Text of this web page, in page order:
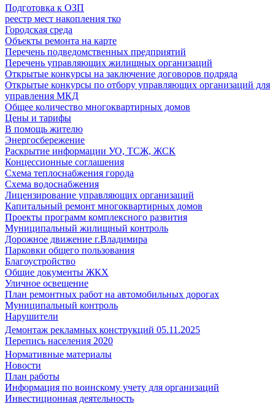
Подготовка к ОЗП
реестр мест накопления тко
Городская среда
Объекты ремонта на карте
Перечень подведомственных предприятий
Перечень управляющих жилищных организаций
Открытые конкурсы на заключение договоров подряда
Открытые конкурсы по отбору управляющих организаций для
управления МКД
Общее количество многоквартирных домов
Цены и тарифы
В помощь жителю
Энергосбережение
Раскрытие информации УО, ТСЖ, ЖСК
Концессионные соглашения
Схема теплоснабжения города
Схема водоснабжения
Лицензирование управляющих организаций
Капитальный ремонт многоквартирных домов
Проекты программ комплексного развития
Муниципальный жилищный контроль
Дорожное движение г.Владимира
Парковки общего пользования
Благоустройство
Общие документы ЖКХ
Уличное освещение
План ремонтных работ на автомобильных дорогах
Муниципальный контроль
Нарушители
Демонтаж рекламных конструкций 05.11.2025
Перепись населения 2020
Нормативные материалы
Новости
План работы
Информация по воинскому учету для организаций
Инвестиционная деятельность